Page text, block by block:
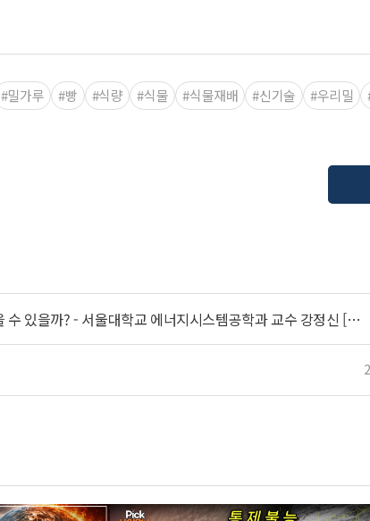
#밀가루 #빵 #식량 #식물 #식물재배 #신기술 #우리밀
"차원이 다른 문제" 중국 희토류 독점의 진짜 이유! 한국은 넘을 수 있을까? - 서울대학교 에너지시스템공학과 교수 강정신 [과학자들] / YTN 사이언스